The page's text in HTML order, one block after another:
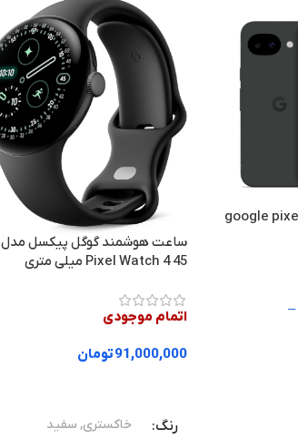
–
ساعت هوشمند گوگل پیکسل مدل
Pixel Watch 4 45 میلی متری
اتمام موجودی
91,000,000تومان
رنگ خاکستری, سفید